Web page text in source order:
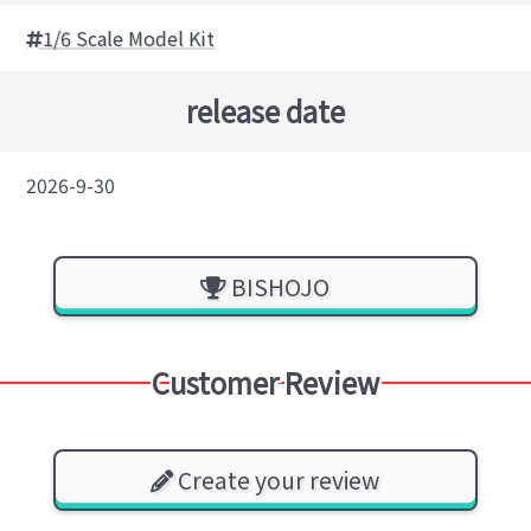
1/6 Scale Model Kit
release date
2026-9-30
BISHOJO
Customer Review
Create your review